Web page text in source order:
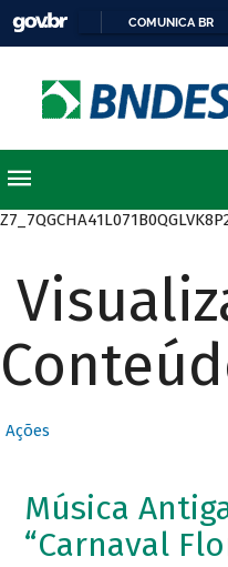
COMUNICA BR
Ações
Música
“Carnaval